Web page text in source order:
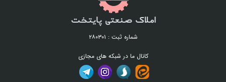
املاک صنعتی پایتخت
شماره ثبت : ۲۸۰۳۰۱
کانال ما در شبکه های مجازی